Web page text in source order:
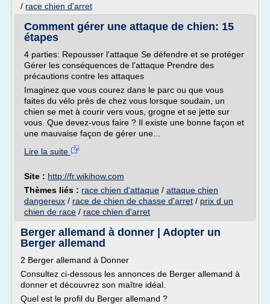
/ race chien d'arret
Comment gérer une attaque de chien: 15
étapes
4 parties: Repousser l'attaque Se défendre et se protéger
Gérer les conséquences de l'attaque Prendre des
précautions contre les attaques
Imaginez que vous courez dans le parc ou que vous
faites du vélo près de chez vous lorsque soudain, un
chien se met à courir vers vous, grogne et se jette sur
vous. Que devez-vous faire ? Il existe une bonne façon et
une mauvaise façon de gérer une...
Lire la suite
Site : http://fr.wikihow.com
Thèmes liés : race chien d'attaque / attaque chien
dangereux / race de chien de chasse d'arret / prix d un
chien de race / race chien d'arret
Berger allemand à donner | Adopter un
Berger allemand
2 Berger allemand à Donner
Consultez ci-dessous les annonces de Berger allemand à
donner et découvrez son maître idéal.
Quel est le profil du Berger allemand ?